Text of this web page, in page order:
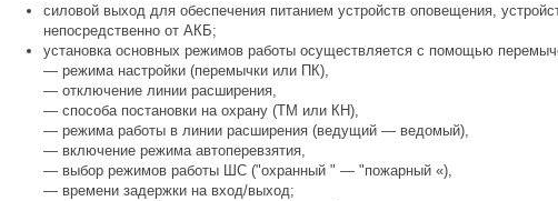
силовой выход для обеспечения питанием устройств оповещения,
непосредственно от АКБ;
установка основных режимов работы осуществляется с помощью
— режима настройки (перемычки или ПК),
— отключение линии расширения,
— способа постановки на охрану (ТМ или КН),
— режима работы в линии расширения (ведущий — ведомый),
— включение режима автоперевзятия,
— выбор режимов работы ШС ("охранный " — "пожарный «),
— времени задержки на вход/выход;